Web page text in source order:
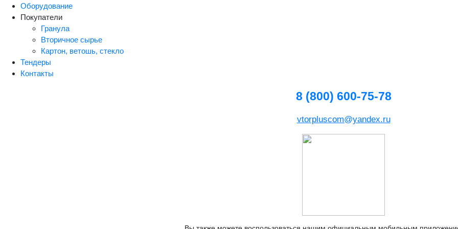
Оборудование
Покупатели
Гранула
Вторичное сырье
Картон, ветошь, стекло
Тендеры
Контакты
8 (800) 600-75-78
vtorpluscom@yandex.ru